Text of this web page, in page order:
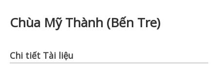
Chùa Mỹ Thành (Bến Tre)
Chi tiết Tài liệu